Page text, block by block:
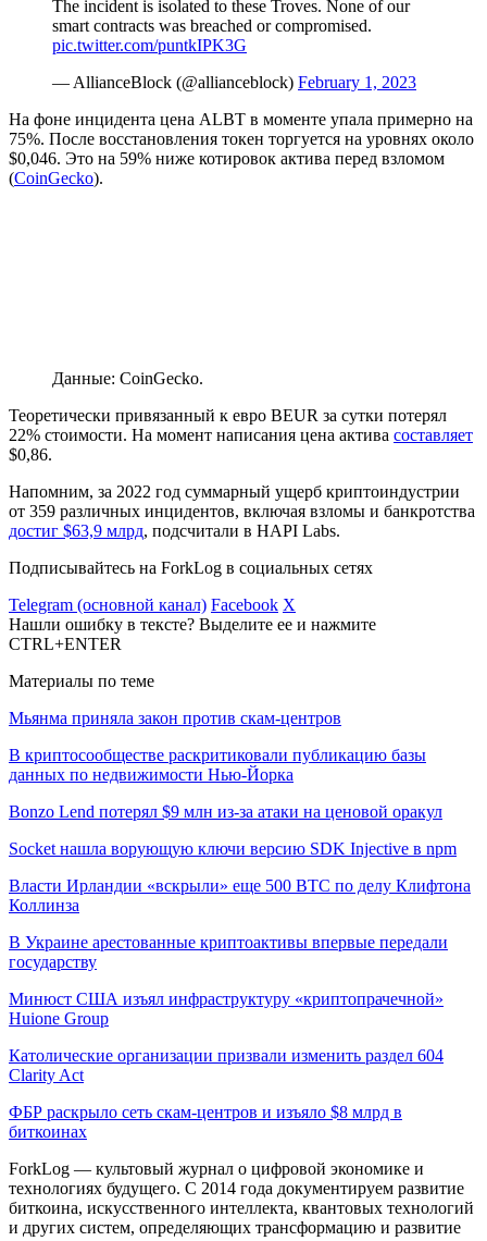
The incident is isolated to these Troves. None of our
smart contracts was breached or compromised.
pic.twitter.com/puntkIPK3G
— AllianceBlock (@allianceblock) February 1, 2023
На фоне инцидента цена ALBT в моменте упала примерно на
75%. После восстановления токен торгуется на уровнях около
$0,046. Это на 59% ниже котировок актива перед взломом
(CoinGecko).
Данные: CoinGecko.
Теоретически привязанный к евро BEUR за сутки потерял
22% стоимости. На момент написания цена актива составляет
$0,86.
Напомним, за 2022 год суммарный ущерб криптоиндустрии
от 359 различных инцидентов, включая взломы и банкротства
достиг $63,9 млрд, подсчитали в HAPI Labs.
Подписывайтесь на ForkLog в социальных сетях
Telegram (основной канал) Facebook X
Нашли ошибку в тексте? Выделите ее и нажмите
CTRL+ENTER
Материалы по теме
Мьянма приняла закон против скам-центров
В криптосообществе раскритиковали публикацию базы
данных по недвижимости Нью-Йорка
Bonzo Lend потерял $9 млн из-за атаки на ценовой оракул
Socket нашла ворующую ключи версию SDK Injective в npm
Власти Ирландии «вскрыли» еще 500 BTC по делу Клифтона
Коллинза
В Украине арестованные криптоактивы впервые передали
государству
Минюст США изъял инфраструктуру «криптопрачечной»
Huione Group
Католические организации призвали изменить раздел 604
Clarity Act
ФБР раскрыло сеть скам-центров и изъяло $8 млрд в
биткоинах
ForkLog — культовый журнал о цифровой экономике и
технологиях будущего. С 2014 года документируем развитие
биткоина, искусственного интеллекта, квантовых технологий
и других систем, определяющих трансформацию и развитие